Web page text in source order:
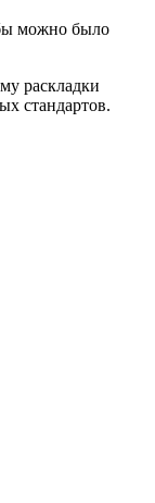
можно было
раскладки
стандартов.